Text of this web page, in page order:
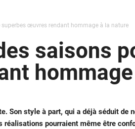
superbes œuvres rendant hommage à la nature
saisons
Son style à part, qui a déjà séduit de
réalisations pourraient même être